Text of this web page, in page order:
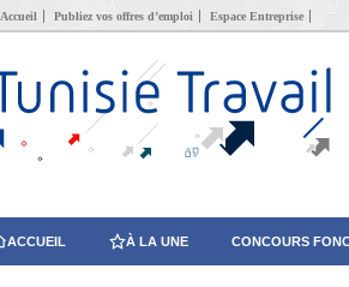
Accueil Publiez vos offres d’emploi Espace Entreprise
ACCUEIL À LA UNE CONCOURS